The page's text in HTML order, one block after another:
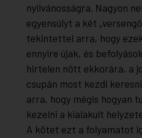
nyilvánosságra. Nagyon
egyensúlyt a két
tekintettel arra, hogy
ennyire újak, és
hirtelen nőtt ekkorára, a
csupán most kezdi
arra, hogy mégis hogyan
kezelni a kialakult
A kötet ezt a folyamatot